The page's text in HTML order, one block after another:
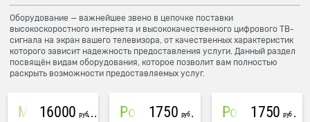
Оборудование — важнейшее звено в цепочке поставки
высокоскоростного интернета и высококачественного цифрового ТВ-
сигнала на экран вашего телевизора, от качественных характеристик
которого зависит надежность предоставления услуги. Данный раздел
посвящён видам оборудования, которое позволит вам полностью
раскрыть возможности предоставляемых услуг.
Mesh система TP-Link Deco M4 (3 устройства)
16000 руб PowerLine Tenda PH6
1750 руб PowerLine TP-Link AV600
1750 руб